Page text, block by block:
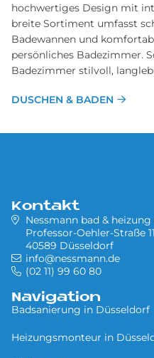
hochwertiges Design mit
breite Sortiment umfasst
Badewannen und
persönliches Badezimmer.
Badezimmer stilvoll,
DUSCHEN & BADEN
Kontakt
Nessmann bad &
Professor-Oehler-Straße 11
40589 Düsseldorf
info@nessmann.de
(02 11) 99 60 80
Navigation
Badsanierung in Düsseldorf
Heizungsmonteur in